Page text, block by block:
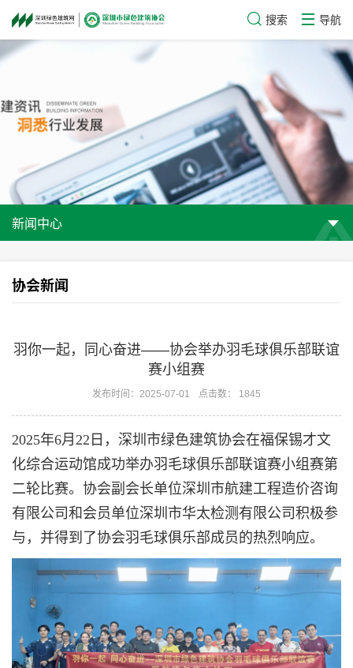
搜索 导航
新闻中心
协会新闻
羽你一起，同心奋进——协会举办羽毛球俱乐部联谊
赛小组赛
发布时间：2025-07-01 点击数： 1845
2025年6月22日，深圳市绿色建筑协会在福保锡才文
化综合运动馆成功举办羽毛球俱乐部联谊赛小组赛第
二轮比赛。协会副会长单位深圳市航建工程造价咨询
有限公司和会员单位深圳市华太检测有限公司积极参
与，并得到了协会羽毛球俱乐部成员的热烈响应。